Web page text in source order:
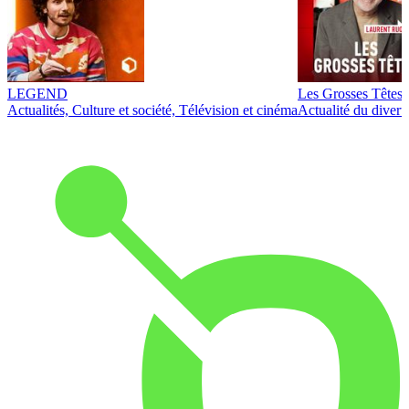
LEGEND
Actualités, Culture et société, Télévision et cinéma
Les Grosses Têtes
Actualité du